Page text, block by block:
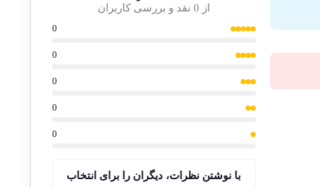
از 0 نقد و بررسی کاربران
0
0
0
0
0
با نوشتن نظرات، دیگران را برای انتخاب